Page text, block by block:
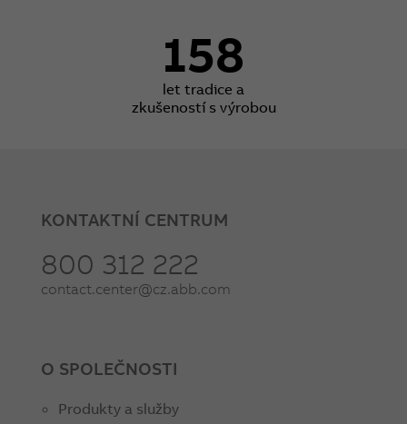
158
let tradice a
zkušeností s výrobou
KONTAKTNÍ CENTRUM
800 312 222
contact.center@cz.abb.com
O SPOLEČNOSTI
Produkty a služby